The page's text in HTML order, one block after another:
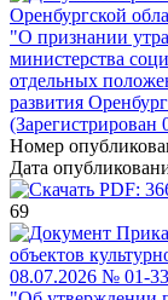
Оренбургской
"О признании
министерства
отдельных
развития
Номер
Дата
PDF:
69
объектов
08.07.2026 № 01-